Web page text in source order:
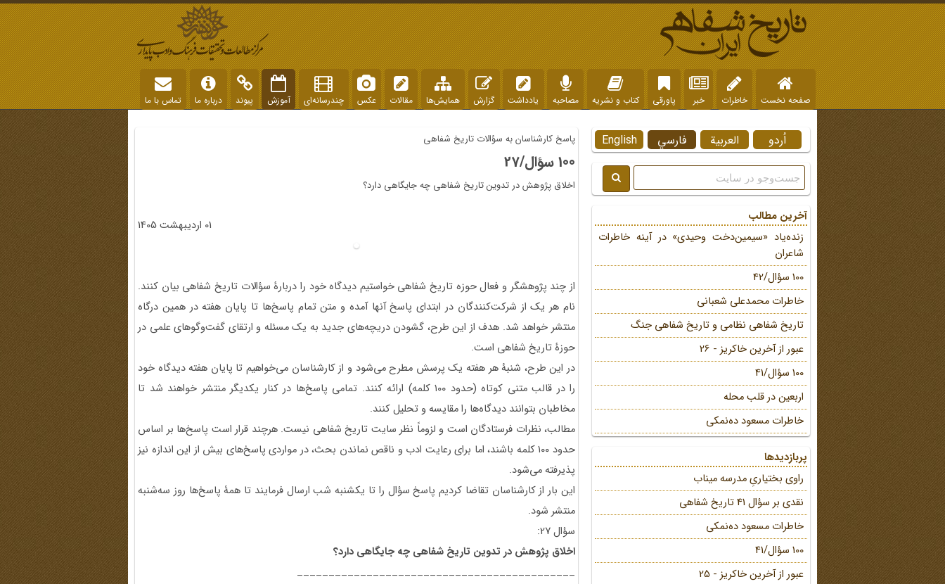
صفحه نخست خاطرات خبر پاورقی کتاب و نشریه مصاحبه یادداشت گزارش همایش‌ها مقالات عکس چندرسانه‌ای آموزش پیوند درباره ما تماس با ما
پاسخ کارشناسان به سؤالات تاریخ شفاهی
100 سؤال/27
اخلاق پژوهش در تدوین تاریخ شفاهی چه جایگاهی دارد؟
01 اردیبهشت 1405
از چند پژوهشگر و فعال حوزه‌ تاریخ شفاهی خواستیم دیدگاه خود را دربارۀ سؤالات تاریخ شفاهی بیان کنند.
نام هر یک از شرکت‌کنندگان در ابتدای پاسخ‌ آنها آمده و متن تمام پاسخ‌ها تا پایان هفته در همین‌ درگاه
منتشر خواهد شد. هدف از این طرح، گشودن دریچه‌های جدید به یک مسئله و ارتقای گفت‌وگوهای علمی در
حوزۀ تاریخ شفاهی است.
در این طرح، شنبۀ هر هفته یک پرسش مطرح می‌شود و از کارشناسان می‌خواهیم تا پایان هفته دیدگاه خود
را در قالب متنی کوتاه (حدود ۱۰۰ کلمه) ارائه کنند. تمامی پاسخ‌ها در کنار یکدیگر منتشر خواهند شد تا
مخاطبان بتوانند دیدگاه‌ها را مقایسه و تحلیل کنند.
مطالب، نظرات فرستادگان است و لزوماً نظر سایت تاریخ شفاهی نیست. هرچند قرار است پاسخ‌ها بر اساس
حدود ۱۰۰ کلمه باشند، اما برای رعایت ادب و ناقص نماندن بحث، در مواردی پاسخ‌های بیش از این اندازه نیز
پذیرفته می‌شود.
این بار از کارشناسان تقاضا کردیم پاسخ سؤال را تا یکشنبه شب ارسال فرمایند تا همۀ پاسخ‌ها روز سه‌شنبه
منتشر شود.
سؤال 27:
اخلاق پژوهش در تدوین تاریخ شفاهی چه جایگاهی دارد؟
____________________________________________
English فارسي العربية اُردو
آخرین مطالب
زنده‌یاد «سیمین‌دخت وحیدی» در آینه خاطرات
شاعران
100 سؤال/42
خاطرات محمد‌علی شعبانی
تاریخ شفاهی نظامی و تاریخ شفاهی جنگ
عبور از آخرین خاکریز - 26
100 سؤال/41
اربعین در قلب محله
خاطرات مسعود ده‌نمکی
پربازدیدها
راوی بختیاریِ مدرسه میناب
نقدی بر سؤال 41 تاریخ شفاهی
خاطرات مسعود ده‌نمکی
100 سؤال/41
عبور از آخرین خاکریز - 25